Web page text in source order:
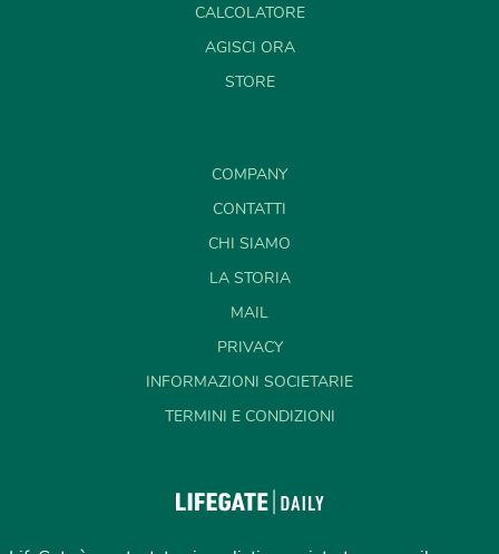
CALCOLATORE
AGISCI ORA
STORE
COMPANY
CONTATTI
CHI SIAMO
LA STORIA
MAIL
PRIVACY
INFORMAZIONI SOCIETARIE
TERMINI E CONDIZIONI